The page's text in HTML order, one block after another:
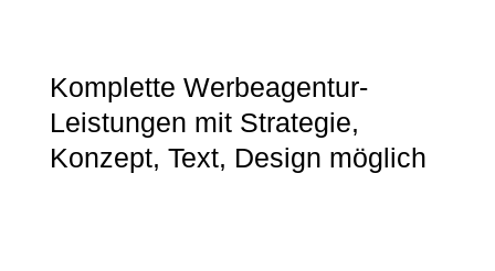
Komplette Werbeagentur-
Leistungen mit Strategie,
Konzept, Text, Design möglich